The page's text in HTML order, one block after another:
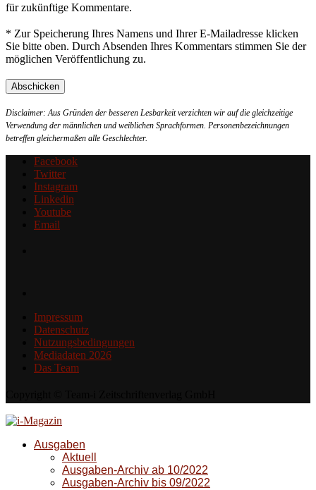
für zukünftige Kommentare.
* Zur Speicherung Ihres Namens und Ihrer E-Mailadresse klicken
Sie bitte oben. Durch Absenden Ihres Kommentars stimmen Sie der
möglichen Veröffentlichung zu.
Disclaimer: Aus Gründen der besseren Lesbarkeit verzichten wir auf die gleichzeitige
Verwendung der männlichen und weiblichen Sprachformen. Personenbezeichnungen
betreffen gleichermaßen alle Geschlechter.
Facebook
Twitter
Instagram
Linkedin
Youtube
Email
Impressum
Datenschutz
Nutzungsbedingungen
Mediadaten 2026
Das Team
Ausgaben
Aktuell
Ausgaben-Archiv ab 10/2022
Ausgaben-Archiv bis 09/2022